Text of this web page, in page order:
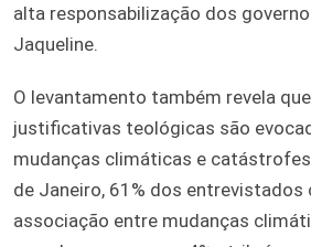
alta responsabilização dos
Jaqueline.
O levantamento também revela
justificativas teológicas são
mudanças climáticas e
de Janeiro, 61% dos entrevistados
associação entre mudanças